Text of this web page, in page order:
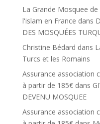
La Grande Mosquee
l'islam en France dans
DES MOSQUÉES
Christine Bédard dans
Turcs et les Romains
Assurance association
à partir de 185€dans
DEVENU MOSQUEE
Assurance association